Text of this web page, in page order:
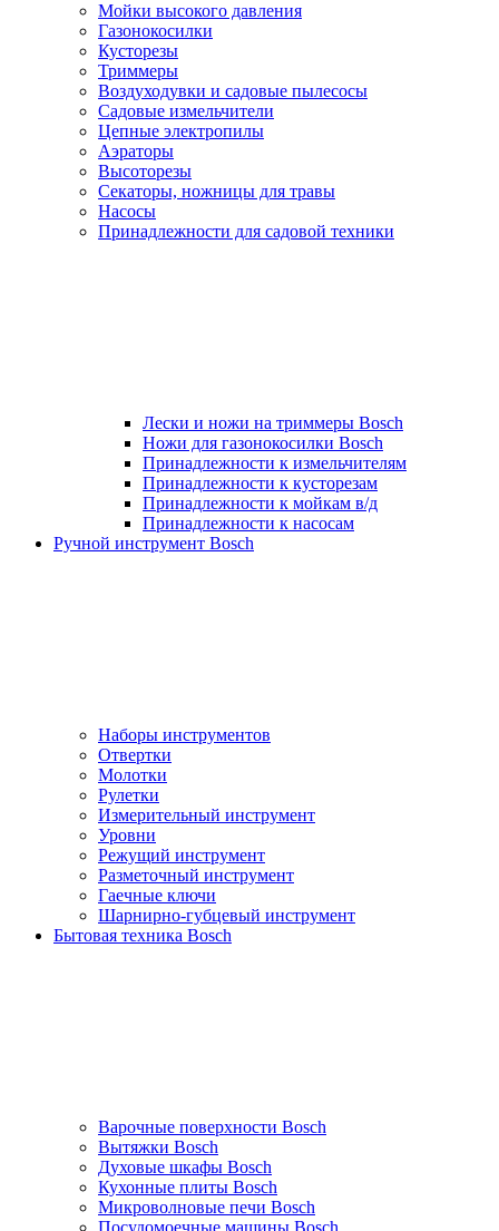
Мойки высокого давления
Газонокосилки
Кусторезы
Триммеры
Воздуходувки и садовые пылесосы
Садовые измельчители
Цепные электропилы
Аэраторы
Высоторезы
Секаторы, нoжницы для травы
Насосы
Принадлежности для садовой техники
Лески и ножи на триммеры Bosch
Ножи для газонокосилки Bosch
Принадлежности к измельчителям
Принадлежности к кусторезам
Принадлежности к мойкам в/д
Принадлежности к насосам
Ручной инструмент Bosch
Наборы инструментов
Отвертки
Молотки
Рулетки
Измерительный инструмент
Уровни
Режущий инструмент
Разметочный инструмент
Гаечные ключи
Шарнирно-губцевый инструмент
Бытовая техника Bosch
Варочные поверхности Bosch
Вытяжки Bosch
Духовые шкафы Bosch
Кухонные плиты Bosch
Микроволновые печи Bosch
Посудомоечные машины Bosch